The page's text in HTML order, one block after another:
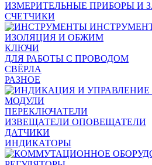
ИЗМЕРИТЕЛЬНЫЕ ПРИБОРЫ И
СЧЕТЧИКИ
ИЗОЛЯЦИЯ И ОБЖИМ
КЛЮЧИ
ДЛЯ РАБОТЫ С ПРОВОДОМ
СВЁРЛА
РАЗНОЕ
МОДУЛИ
ПЕРЕКЛЮЧАТЕЛИ
ИЗВЕЩАТЕЛИ ОПОВЕЩАТЕЛИ
ДАТЧИКИ
ИНДИКАТОРЫ